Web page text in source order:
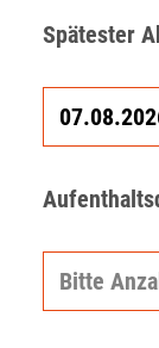
Spätester